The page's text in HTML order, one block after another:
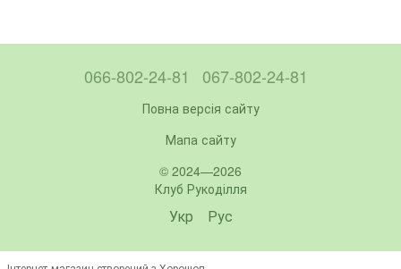
066-802-24-81 067-802-24-81
Повна версія сайту
Мапа сайту
© 2024—2026
Клуб Рукоділля
Укр Рус